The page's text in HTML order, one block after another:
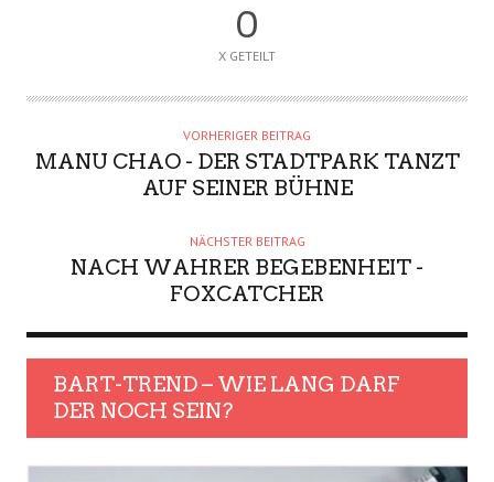
0
X GETEILT
VORHERIGER BEITRAG
MANU CHAO - DER STADTPARK TANZT
AUF SEINER BÜHNE
NÄCHSTER BEITRAG
NACH WAHRER BEGEBENHEIT -
FOXCATCHER
BART-TREND – WIE LANG DARF
DER NOCH SEIN?